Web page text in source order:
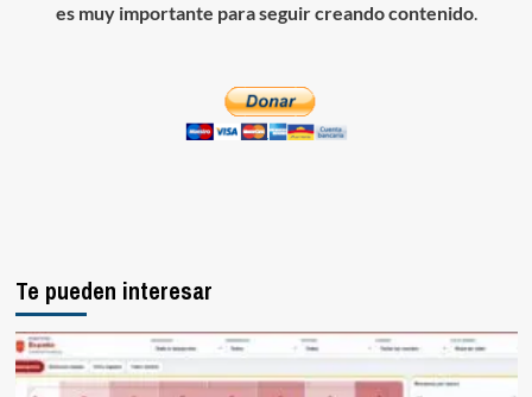
es muy importante para seguir creando contenido.
Te pueden interesar